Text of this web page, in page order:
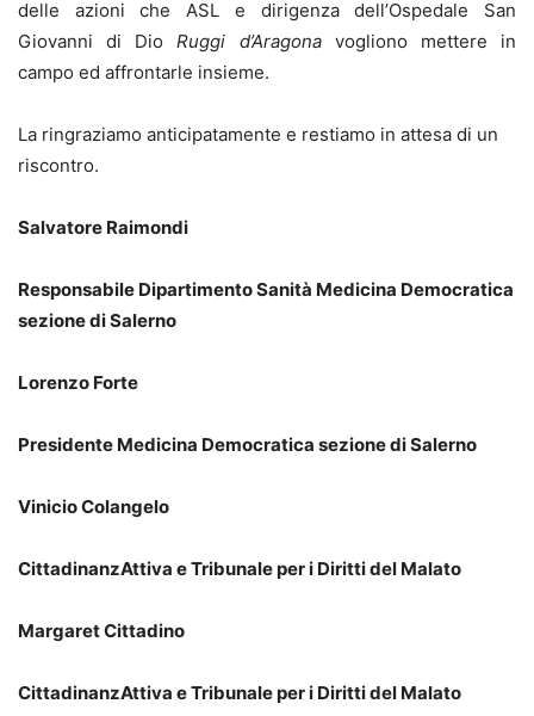
delle azioni che ASL e dirigenza dell’Ospedale San
Giovanni di DioRuggi d’Aragonavogliono mettere in
campo ed affrontarle insieme.
La ringraziamo anticipatamente e restiamo in attesa di un
riscontro.
Salvatore Raimondi
Responsabile Dipartimento Sanità Medicina Democratica
sezione di Salerno
Lorenzo Forte
Presidente Medicina Democratica sezione di Salerno
Vinicio Colangelo
CittadinanzAttiva e Tribunale per i Diritti del Malato
Margaret Cittadino
CittadinanzAttiva e Tribunale per i Diritti del Malato